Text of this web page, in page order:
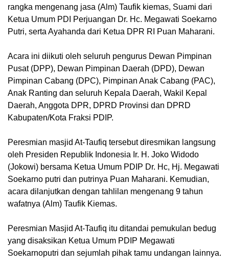
rangka mengenang jasa (Alm) Taufik kiemas, Suami dari
Ketua Umum PDI Perjuangan Dr. Hc. Megawati Soekarno
Putri, serta Ayahanda dari Ketua DPR RI Puan Maharani.
Acara ini diikuti oleh seluruh pengurus Dewan Pimpinan
Pusat (DPP), Dewan Pimpinan Daerah (DPD), Dewan
Pimpinan Cabang (DPC), Pimpinan Anak Cabang (PAC),
Anak Ranting dan seluruh Kepala Daerah, Wakil Kepal
Daerah, Anggota DPR, DPRD Provinsi dan DPRD
Kabupaten/Kota Fraksi PDIP.
Peresmian masjid At-Taufiq tersebut diresmikan langsung
oleh Presiden Republik Indonesia Ir. H. Joko Widodo
(Jokowi) bersama Ketua Umum PDIP Dr. Hc, Hj. Megawati
Soekarno putri dan putrinya Puan Maharani. Kemudian,
acara dilanjutkan dengan tahlilan mengenang 9 tahun
wafatnya (Alm) Taufik Kiemas.
Peresmian Masjid At-Taufiq itu ditandai pemukulan bedug
yang disaksikan Ketua Umum PDIP Megawati
Soekarnoputri dan sejumlah pihak tamu undangan lainnya.